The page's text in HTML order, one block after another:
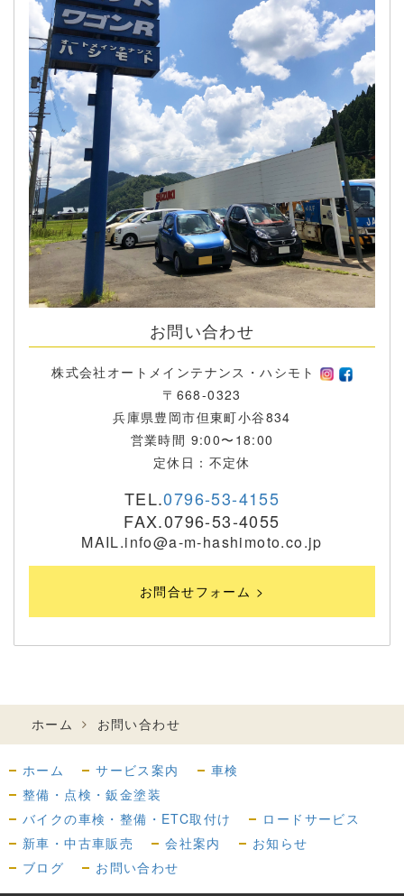
お問い合わせ
株式会社オートメインテナンス・ハシモト
〒668-0323
兵庫県豊岡市但東町小谷834
営業時間 9:00〜18:00
定休日：不定休
TEL.0796-53-4155
FAX.0796-53-4055
MAIL.info@a-m-hashimoto.co.jp
お問合せフォーム >
ホーム お問い合わせ
ホーム サービス案内
車検
整備・点検・鈑金塗装
バイクの車検・整備・ETC取付け
ロードサービス
新車・中古車販売
会社案内
お知らせ
ブログ
お問い合わせ